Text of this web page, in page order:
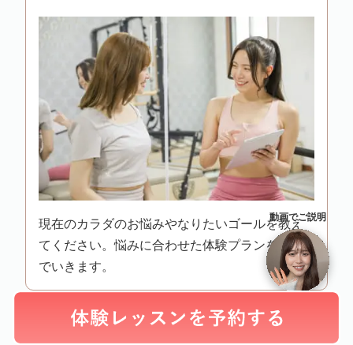
現在のカラダのお悩みやなりたいゴールを教え
てください。悩みに合わせた体験プランを組ん
でいきます。
4. 体験レッスン
動画でご説明